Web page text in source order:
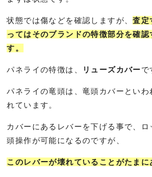
状態では傷などを確認しますが、査定
ってはそのブランドの特徴部分を確認
す。
パネライの特徴は、 リューズカバーで
パネライの竜頭は、竜頭カバーといわ
れています。
カバーにあるレバーを下げる事で、ロ
頭操作が可能になるのですが、
このレバーが壊れていることがたまに